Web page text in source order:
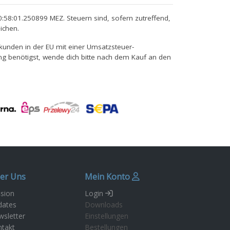
MEZ. Steuern sind, sofern zutreffend,
in der EU mit einer Umsatzsteuer-
benötigst, wende dich bitte nach dem Kauf an den
Uns Mein Konto
Login
Downloads
Einstellungen
Bestellungen